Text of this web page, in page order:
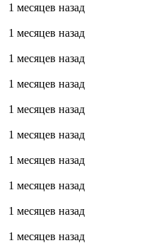
1 месяцев назад
1 месяцев назад
1 месяцев назад
1 месяцев назад
1 месяцев назад
1 месяцев назад
1 месяцев назад
1 месяцев назад
1 месяцев назад
1 месяцев назад